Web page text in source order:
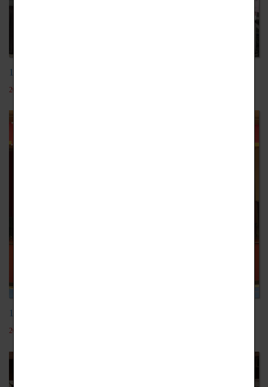
105-2均質化新竹外語才藝秀106.04.15
2018-09-21
105-2外語活動週106.03.15
2018-09-25